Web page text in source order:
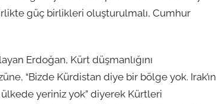
güç birlikleri oluşturulmalı, Cumhur
Erdoğan, Kürt düşmanlığını
“Bizde Kürdistan diye bir bölge yok. Irak’ın
ülkede yeriniz yok” diyerek Kürtleri